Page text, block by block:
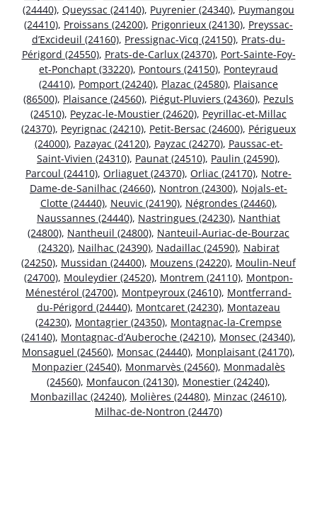
(24440), Queyssac (24140), Puyrenier (24340), Puymangou
(24410), Proissans (24200), Prigonrieux (24130), Preyssac-
d’Excideuil (24160), Pressignac-Vicq (24150), Prats-du-
Périgord (24550), Prats-de-Carlux (24370), Port-Sainte-Foy-
et-Ponchapt (33220), Pontours (24150), Ponteyraud
(24410), Pomport (24240), Plazac (24580), Plaisance
(86500), Plaisance (24560), Piégut-Pluviers (24360), Pezuls
(24510), Peyzac-le-Moustier (24620), Peyrillac-et-Millac
(24370), Peyrignac (24210), Petit-Bersac (24600), Périgueux
(24000), Pazayac (24120), Payzac (24270), Paussac-et-
Saint-Vivien (24310), Paunat (24510), Paulin (24590),
Parcoul (24410), Orliaguet (24370), Orliac (24170), Notre-
Dame-de-Sanilhac (24660), Nontron (24300), Nojals-et-
Clotte (24440), Neuvic (24190), Négrondes (24460),
Naussannes (24440), Nastringues (24230), Nanthiat
(24800), Nantheuil (24800), Nanteuil-Auriac-de-Bourzac
(24320), Nailhac (24390), Nadaillac (24590), Nabirat
(24250), Mussidan (24400), Mouzens (24220), Moulin-Neuf
(24700), Mouleydier (24520), Montrem (24110), Montpon-
Ménestérol (24700), Montpeyroux (24610), Montferrand-
du-Périgord (24440), Montcaret (24230), Montazeau
(24230), Montagrier (24350), Montagnac-la-Crempse
(24140), Montagnac-d’Auberoche (24210), Monsec (24340),
Monsaguel (24560), Monsac (24440), Monplaisant (24170),
Monpazier (24540), Monmarvès (24560), Monmadalès
(24560), Monfaucon (24130), Monestier (24240),
Monbazillac (24240), Molières (24480), Minzac (24610),
Milhac-de-Nontron (24470)